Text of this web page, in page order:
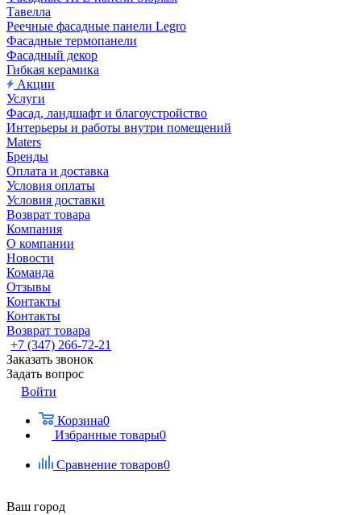
Тавелла
Реечные фасадные панели Legro
Фасадные термопанели
Фасадный декор
Гибкая керамика
Акции
Услуги
Фасад, ландшафт и благоустройство
Интерьеры и работы внутри помещений
Maters
Бренды
Оплата и доставка
Условия оплаты
Условия доставки
Возврат товара
Компания
О компании
Новости
Команда
Отзывы
Контакты
Контакты
Возврат товара
+7 (347) 266-72-21
Заказать звонок
Задать вопрос
Войти
Корзина0
Избранные товары0
Сравнение товаров0
Ваш город